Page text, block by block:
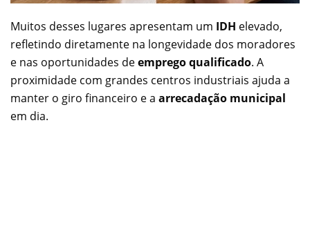
Muitos desses lugares apresentam um IDH elevado,
refletindo diretamente na longevidade dos moradores
e nas oportunidades deemprego qualificado. A
proximidade com grandes centros industriais ajuda a
manter o giro financeiro e a arrecadação municipal
em dia.